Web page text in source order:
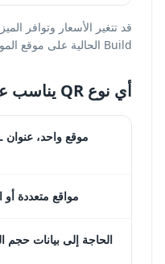
Build الحالية على موقع المورد قبل اتخاذ قرار الشراء.
أي نوع QR يناسب عملية المواقف لديك؟
مواقع متعددة أو
الحاجة إلى بيانات حجم